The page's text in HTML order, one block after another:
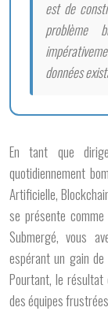
est de
problème
données
En tant que
quotidiennement
Artificielle,
se présente
Submergé, vous
espérant un gain
Pourtant, le
des équipes